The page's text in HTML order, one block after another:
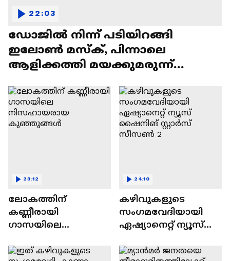
ഡോജിൽ നിന്ന് പടിയിറങ്ങി
ഇലോൺ മസ്ക്, പിന്നാലെ
ആളിക്കത്തി മയക്കുമരുന്ന്
22:03
ലോകത്തിന്
കണ്ണീരായി
ഗാസയിലെ
കുഞ്ഞുങ്ങൾ
23:12
കഴിവുകളുടെ
സംഗമവേദിയായി
ഏഷ്യാനെറ്റ് ന്യൂസ്
സീസൺ 2
24:10